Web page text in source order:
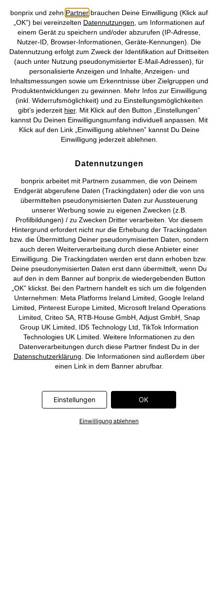
Unser Angebot
Unser Unternehmen
Topkategorien / Saisonales
Mehr von bonprix auf
Preisangaben inkl. gesetzl. MwSt. und zzgl.
Vertrag widerrufen
©2026 bonprix.Alle Rechte vorbehalten.
Deutsch Français
bonprix und zehn Partner brauchen Deine Einwilligung (Klick auf
„OK”) bei vereinzelten Datennutzungen , um Informationen auf
einem Gerät zu speichern und/oder abzurufen (IP-Adresse,
Nutzer-ID, Browser-Informationen, Geräte-Kennungen). Die
Datennutzung erfolgt zum Zweck der Identifikation auf Drittseiten
(auch unter Nutzung pseudonymisierter E-Mail-Adressen), für
personalisierte Anzeigen und Inhalte, Anzeigen- und
Inhaltsmessungen sowie um Erkenntnisse über Zielgruppen und
Produktentwicklungen zu gewinnen. Mehr Infos zur Einwilligung
(inkl. Widerrufsmöglichkeit) und zu Einstellungsmöglichkeiten
gibt’s jederzeit hier. Mit Klick auf den Button „Einstellungen”
kannst Du Deinen Einwilligungsumfang individuell anpassen. Mit
Klick auf den Link „Einwilligung ablehnen” kannst Du Deine
Einwilligung jederzeit ablehnen.
Datennutzungen
bonprix arbeitet mit Partnern zusammen, die von Deinem
Endgerät abgerufene Daten (Trackingdaten) oder die von uns
übermittelten pseudonymisierten Daten zur Aussteuerung
unserer Werbung sowie zu eigenen Zwecken (z.B.
Profilbildungen) / zu Zwecken Dritter verarbeiten. Vor diesem
Hintergrund erfordert nicht nur die Erhebung der Trackingdaten
bzw. die Übermittlung Deiner pseudonymisierten Daten, sondern
auch deren Weiterverarbeitung durch diese Anbieter einer
Einwilligung. Die Trackingdaten werden erst dann erhoben bzw.
Deine pseudonymisierten Daten erst dann übermittelt, wenn Du
auf den in dem Banner auf bonprix.de wiedergebenden Button
„OK” klickst. Bei den Partnern handelt es sich um die folgenden
Unternehmen: Meta Platforms Ireland Limited, Google Ireland
Limited, Pinterest Europe Limited, Microsoft Ireland Operations
Limited, Criteo SA, RTB-House GmbH, Adjust GmbH, Snap
Group UK Limited, ID5 Technology Ltd, TikTok Information
Technologies UK Limited. Weitere Informationen zu den
Datenverarbeitungen durch diese Partner findest Du in der
Datenschutzerklärung . Die Informationen sind außerdem über
einen Link in dem Banner abrufbar.
Einstellungen OK
Einwilligung ablehnen